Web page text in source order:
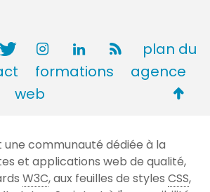
plan du
formations
agence
web
de
page
communauté dédiée à la
et applications web de qualité,
W3C, aux feuilles de styles CSS,